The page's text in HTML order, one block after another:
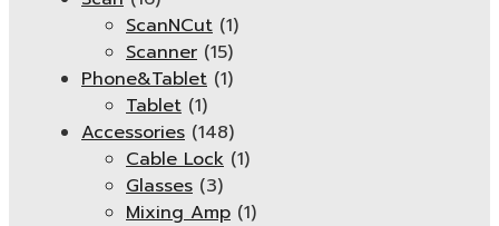
ScanNCut (1)
Scanner (15)
Phone&Tablet (1)
Tablet (1)
Accessories (148)
Cable Lock (1)
Glasses (3)
Mixing Amp (1)